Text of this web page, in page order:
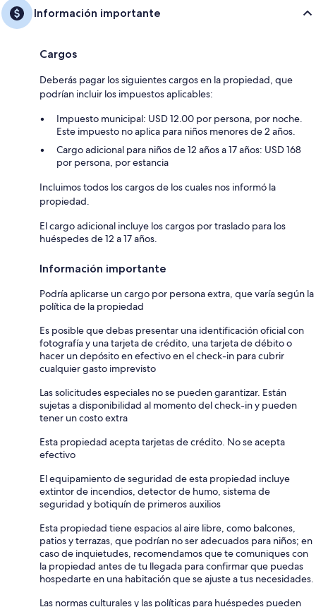
Información importante
Cargos
Deberás pagar los siguientes cargos en la propiedad, que
podrían incluir los impuestos aplicables:
Impuesto municipal: USD 12.00 por persona, por noche.
Este impuesto no aplica para niños menores de 2 años.
Cargo adicional para niños de 12 años a 17 años: USD 168
por persona, por estancia
Incluimos todos los cargos de los cuales nos informó la
propiedad.
El cargo adicional incluye los cargos por traslado para los
huéspedes de 12 a 17 años.
Información importante
Podría aplicarse un cargo por persona extra, que varía según la
política de la propiedad
Es posible que debas presentar una identificación oficial con
fotografía y una tarjeta de crédito, una tarjeta de débito o
hacer un depósito en efectivo en el check-in para cubrir
cualquier gasto imprevisto
Las solicitudes especiales no se pueden garantizar. Están
sujetas a disponibilidad al momento del check-in y pueden
tener un costo extra
Esta propiedad acepta tarjetas de crédito. No se acepta
efectivo
El equipamiento de seguridad de esta propiedad incluye
extintor de incendios, detector de humo, sistema de
seguridad y botiquín de primeros auxilios
Esta propiedad tiene espacios al aire libre, como balcones,
patios y terrazas, que podrían no ser adecuados para niños; en
caso de inquietudes, recomendamos que te comuniques con
la propiedad antes de tu llegada para confirmar que puedas
hospedarte en una habitación que se ajuste a tus necesidades.
Las normas culturales y las políticas para huéspedes pueden